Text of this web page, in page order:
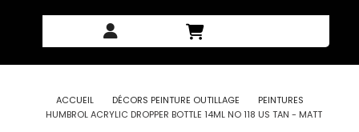
ACCUEIL DÉCORS PEINTURE OUTILLAGE
PEINTURES
HUMBROL ACRYLIC DROPPER BOTTLE 14ML NO 118 US TAN - MATT